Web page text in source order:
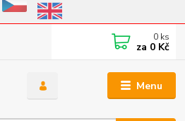
do 31.10.2026
Menu
0 ks
za 0 Kč